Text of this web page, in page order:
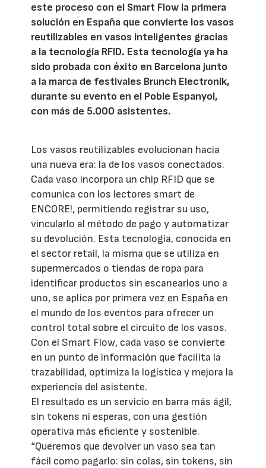
este proceso con el Smart Flow la primera
solución en España que convierte los vasos
reutilizables en vasos inteligentes gracias
a la tecnología RFID. Esta tecnología ya ha
sido probada con éxito en Barcelona junto
a la marca de festivales Brunch Electronik,
durante su evento en el Poble Espanyol,
con más de 5.000 asistentes.
Los vasos reutilizables evolucionan hacia
una nueva era: la de los vasos conectados.
Cada vaso incorpora un chip RFID que se
comunica con los lectores smart de
ENCORE!, permitiendo registrar su uso,
vincularlo al método de pago y automatizar
su devolución. Esta tecnología, conocida en
el sector retail, la misma que se utiliza en
supermercados o tiendas de ropa para
identificar productos sin escanearlos uno a
uno, se aplica por primera vez en España en
el mundo de los eventos para ofrecer un
control total sobre el circuito de los vasos.
Con el Smart Flow, cada vaso se convierte
en un punto de información que facilita la
trazabilidad, optimiza la logística y mejora la
experiencia del asistente.
El resultado es un servicio en barra más ágil,
sin tokens ni esperas, con una gestión
operativa más eficiente y sostenible.
“Queremos que devolver un vaso sea tan
fácil como pagarlo: sin colas, sin tokens, sin